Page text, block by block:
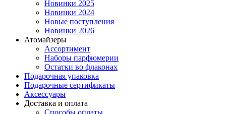
Новинки 2025
Новинки 2024
Новые поступления
Новинки 2026
Атомайзеры
Ассортимент
Наборы парфюмерии
Остатки во флаконах
Подарочная упаковка
Подарочные сертификаты
Аксессуары
Доставка и оплата
Способы оплаты